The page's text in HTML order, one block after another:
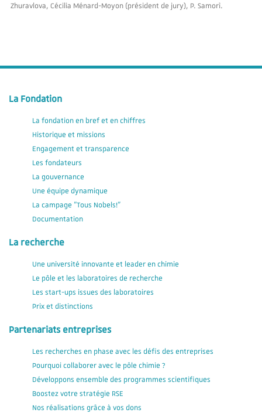
Zhuravlova, Cécilia Ménard-Moyon (président de jury), P. Samorì.
La Fondation
La fondation en bref et en chiffres
Historique et missions
Engagement et transparence
Les fondateurs
La gouvernance
Une équipe dynamique
La campage "Tous Nobels!"
Documentation
La recherche
Une université innovante et leader en chimie
Le pôle et les laboratoires de recherche
Les start-ups issues des laboratoires
Prix et distinctions
Partenariats entreprises
Les recherches en phase avec les défis des entreprises
Pourquoi collaborer avec le pôle chimie ?
Développons ensemble des programmes scientifiques
Boostez votre stratégie RSE
Nos réalisations grâce à vos dons